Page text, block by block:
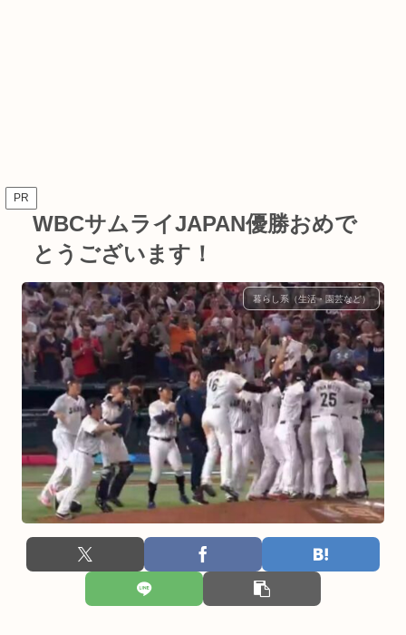
PR
WBCサムライJAPAN優勝おめで
とうございます！
暮らし系（生活・園芸など）